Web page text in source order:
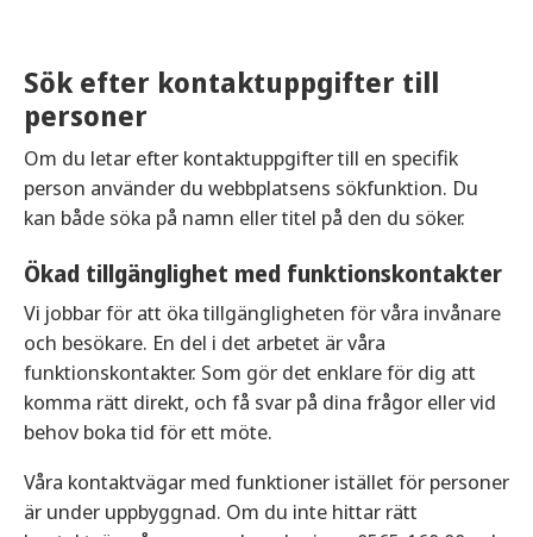
Sök efter kontaktuppgifter till
personer
Om du letar efter kontaktuppgifter till en specifik
person använder du webbplatsens sökfunktion. Du
kan både söka på namn eller titel på den du söker.
Ökad tillgänglighet med funktionskontakter
Vi jobbar för att öka tillgängligheten för våra invånare
och besökare. En del i det arbetet är våra
funktionskontakter. Som gör det enklare för dig att
komma rätt direkt, och få svar på dina frågor eller vid
behov boka tid för ett möte.
Våra kontaktvägar med funktioner istället för personer
är under uppbyggnad. Om du inte hittar rätt